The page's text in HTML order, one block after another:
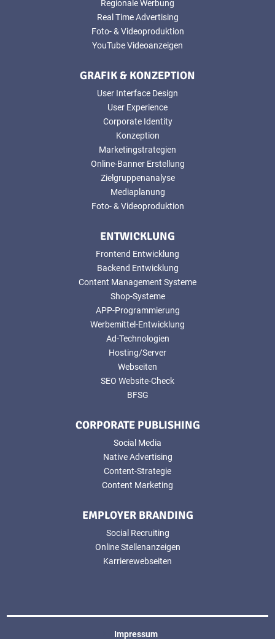
Regionale Werbung
Real Time Advertising
Foto- & Videoproduktion
YouTube Videoanzeigen
GRAFIK & KONZEPTION
User Interface Design
User Experience
Corporate Identity
Konzeption
Marketingstrategien
Online-Banner Erstellung
Zielgruppenanalyse
Mediaplanung
Foto- & Videoproduktion
ENTWICKLUNG
Frontend Entwicklung
Backend Entwicklung
Content Management Systeme
Shop-Systeme
APP-Programmierung
Werbemittel-Entwicklung
Ad-Technologien
Hosting/Server
Webseiten
SEO Website-Check
BFSG
CORPORATE PUBLISHING
Social Media
Native Advertising
Content-Strategie
Content Marketing
EMPLOYER BRANDING
Social Recruiting
Online Stellenanzeigen
Karrierewebseiten
Impressum